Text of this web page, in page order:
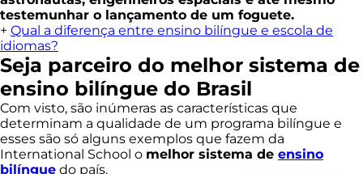
testemunhar o lançamento de um foguete.
+ Qual a diferença entre ensino bilíngue e escola de
idiomas?
Seja parceiro do melhor sistema de
ensino bilíngue do Brasil
Com visto, são inúmeras as características que
determinam a qualidade de um programa bilíngue e
esses são só alguns exemplos que fazem da
International School o melhor sistema de ensino
bilíngue do país.